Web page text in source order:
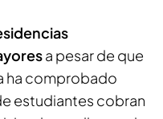
a pesar de que
ha comprobado
estudiantes cobran